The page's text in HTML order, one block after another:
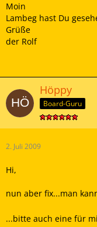
Moin
Lambeg hast Du
Grüße
der Rolf
Höppy
Board-Guru
2. Juli 2009
Hi,
nun aber fix...man
...bitte auch eine für